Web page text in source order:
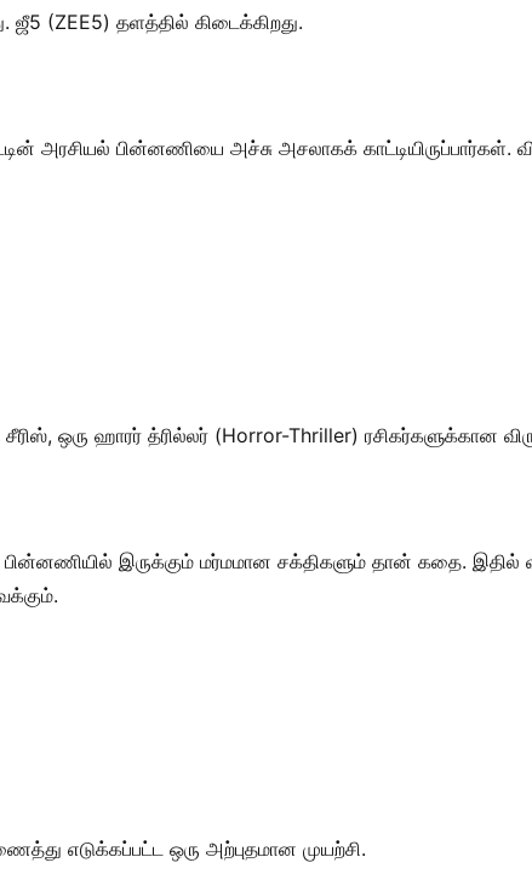
ஜீ5 (ZEE5) தளத்தில் கிடைக்கிறது.
அரசியல் பின்னணியை அச்சு அசலாகக் காட்டியிருப்பார்கள்.
ஒரு ஹாரர் த்ரில்லர் (Horror-Thriller) ரசிகர்களுக்கான
இருக்கும் மர்மமான சக்திகளும் தான் கதை. இதில்
எடுக்கப்பட்ட ஒரு அற்புதமான முயற்சி.